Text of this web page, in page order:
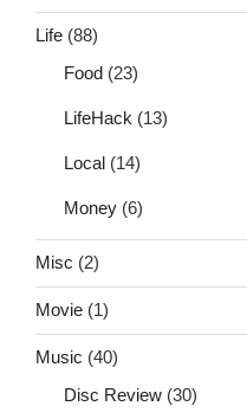
Life (88)
Food (23)
LifeHack (13)
Local (14)
Money (6)
Misc (2)
Movie (1)
Music (40)
Disc Review (30)